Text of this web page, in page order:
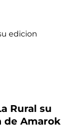
Rural su
de Amarok